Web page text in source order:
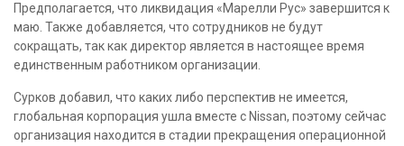
Предполагается, что ликвидация «Марелли Рус» завершится к
маю. Также добавляется, что сотрудников не будут
сокращать, так как директор является в настоящее время
единственным работником организации.
Сурков добавил, что каких либо перспектив не имеется,
глобальная корпорация ушла вместе с Nissan, поэтому сейчас
организация находится в стадии прекращения операционной